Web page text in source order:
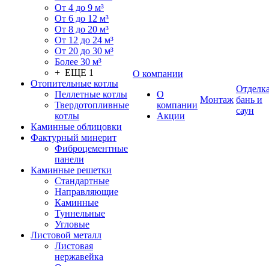
От 4 до 9 м³
От 6 до 12 м³
От 8 до 20 м³
От 12 до 24 м³
От 20 до 30 м³
Более 30 м³
+ ЕЩЕ 1
Отопительные котлы
Пеллетные котлы
Твердотопливные
котлы
Каминные облицовки
Фактурный минерит
Фиброцементные
панели
Каминные решетки
Стандартные
Направляющие
Каминные
Туннельные
Угловые
Листовой металл
Листовая
нержавейка
О компании
О
компании
Акции
Монтаж бань и
саун